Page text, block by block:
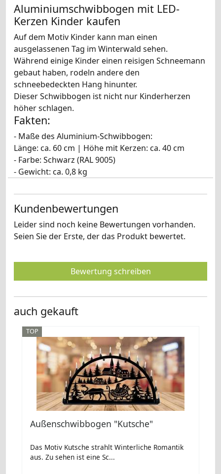
Aluminiumschwibbogen mit LED-
Kerzen Kinder kaufen
Auf dem Motiv Kinder kann man einen
ausgelassenen Tag im Winterwald sehen.
Während einige Kinder einen reisigen Schneemann
gebaut haben, rodeln andere den
schneebedeckten Hang hinunter.
Dieser Schwibbogen ist nicht nur Kinderherzen
höher schlagen.
Fakten:
- Maße des Aluminium-Schwibbogen:
Länge: ca. 60 cm | Höhe mit Kerzen: ca. 40 cm
- Farbe: Schwarz (RAL 9005)
- Gewicht: ca. 0,8 kg
Kundenbewertungen
Leider sind noch keine Bewertungen vorhanden.
Seien Sie der Erste, der das Produkt bewertet.
Bewertung schreiben
auch gekauft
TOP
Außenschwibbogen "Kutsche"
Das Motiv Kutsche strahlt Winterliche Romantik
aus. Zu sehen ist eine Sc...